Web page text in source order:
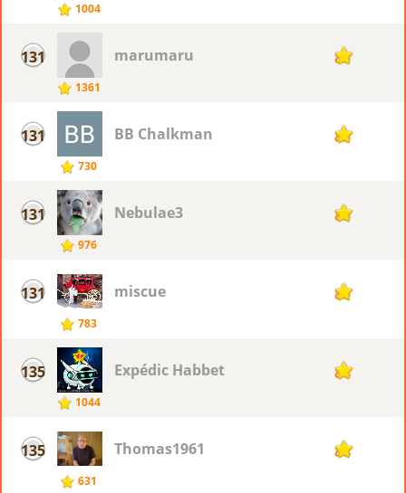
1004
131
1361
marumaru 85
131
730
BB Chalkman 85
131
976
Nebulae3 85
131
783
miscue 85
135
1044
Expédic Habbet 84
135
631
Thomas1961 84